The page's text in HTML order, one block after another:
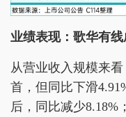
业绩表现：歌华有
从营业收入规模来
首，但同比下滑
后，同比减少8.18%